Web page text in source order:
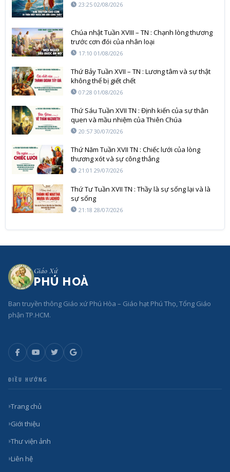
23:25 02/08/2026
Chúa nhật Tuần XVIII – TN : Chạnh lòng thương
trước cơn đói của nhân loại
17:10 01/08/2026
Thứ Bảy Tuần XVII – TN : Lương tâm và sự thật
không thể bị giết chết
07:28 01/08/2026
Thứ Sáu Tuần XVII TN : Định kiến của sự thân
quen và mầu nhiệm của Thiên Chúa
20:57 30/07/2026
Thứ Năm Tuần XVII TN : Chiếc lưới của lòng
thương xót và sự công thẳng
21:01 29/07/2026
Thứ Tư Tuần XVII TN : Thầy là sự sống lại và là
sự sống
21:18 28/07/2026
Giáo Xứ
PHÚ HOÀ
Ban truyền thông Giáo xứ Phú Hòa – Giáo hạt Phú Thọ, Tổng Giáo
phận TP.HCM.
ĐIỀU HƯỚNG
Trang chủ
Giới thiệu
Thư viện ảnh
Liên hệ